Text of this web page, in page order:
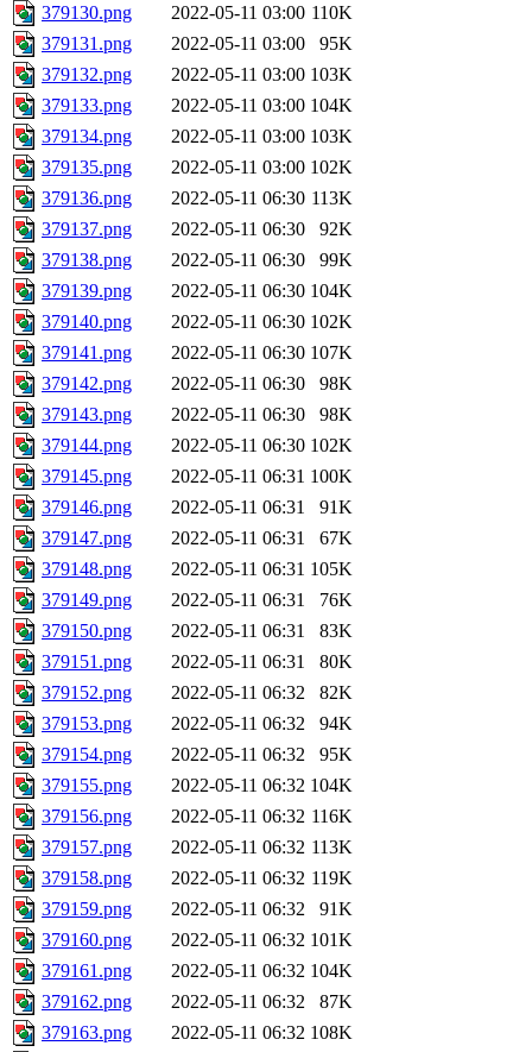
379130.png
2022-05-11 03:00 110K
379131.png
2022-05-11 03:00
95K
379132.png
2022-05-11 03:00 103K
379133.png
2022-05-11 03:00 104K
379134.png
2022-05-11 03:00 103K
379135.png
2022-05-11 03:00 102K
379136.png
2022-05-11 06:30 113K
379137.png
2022-05-11 06:30
92K
379138.png
2022-05-11 06:30
99K
379139.png
2022-05-11 06:30 104K
379140.png
2022-05-11 06:30 102K
379141.png
2022-05-11 06:30 107K
379142.png
2022-05-11 06:30
98K
379143.png
2022-05-11 06:30
98K
379144.png
2022-05-11 06:30 102K
379145.png
2022-05-11 06:31 100K
379146.png
2022-05-11 06:31
91K
379147.png
2022-05-11 06:31
67K
379148.png
2022-05-11 06:31 105K
379149.png
2022-05-11 06:31
76K
379150.png
2022-05-11 06:31
83K
379151.png
2022-05-11 06:31
80K
379152.png
2022-05-11 06:32
82K
379153.png
2022-05-11 06:32
94K
379154.png
2022-05-11 06:32
95K
379155.png
2022-05-11 06:32 104K
379156.png
2022-05-11 06:32 116K
379157.png
2022-05-11 06:32 113K
379158.png
2022-05-11 06:32 119K
379159.png
2022-05-11 06:32
91K
379160.png
2022-05-11 06:32 101K
379161.png
2022-05-11 06:32 104K
379162.png
2022-05-11 06:32
87K
379163.png
2022-05-11 06:32 108K